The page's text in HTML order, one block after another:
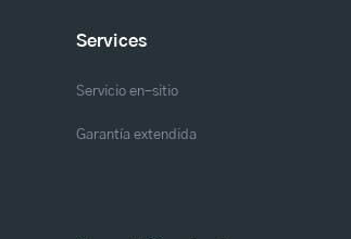
Services
Servicio en-sitio
Garantía extendida